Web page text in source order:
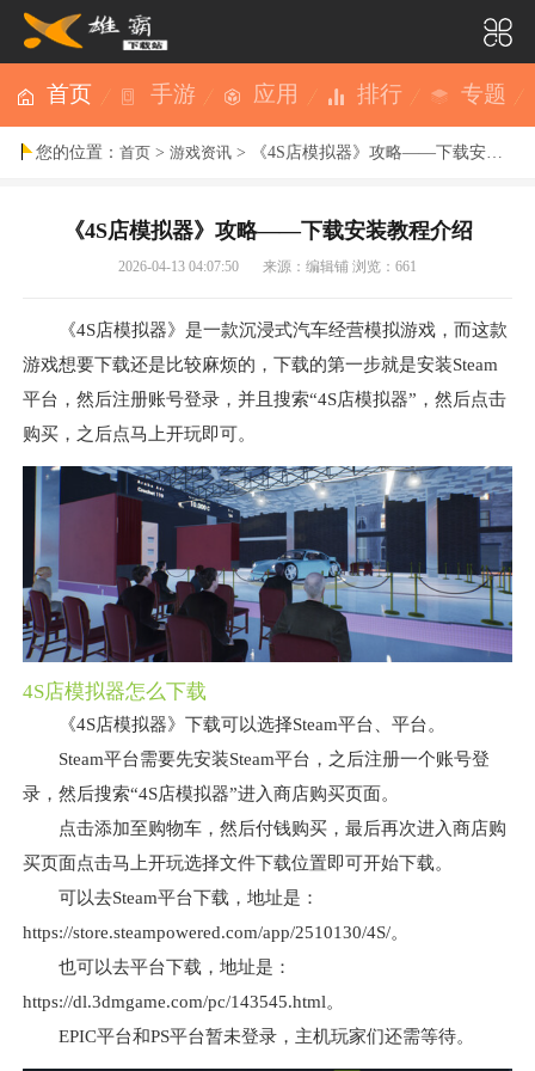
首页 手游 应用 排行 专题
您的位置：首页 >游戏资讯 > 《4S店模拟器》攻略——下载安装教程介绍
《4S店模拟器》攻略——下载安装教程介绍
2026-04-13 04:07:50 来源：编辑铺 浏览：661
《4S店模拟器》是一款沉浸式汽车经营模拟游戏，而这款
游戏想要下载还是比较麻烦的，下载的第一步就是安装Steam
平台，然后注册账号登录，并且搜索“4S店模拟器”，然后点击
购买，之后点马上开玩即可。
4S店模拟器怎么下载
《4S店模拟器》下载可以选择Steam平台、平台。
Steam平台需要先安装Steam平台，之后注册一个账号登
录，然后搜索“4S店模拟器”进入商店购买页面。
点击添加至购物车，然后付钱购买，最后再次进入商店购
买页面点击马上开玩选择文件下载位置即可开始下载。
可以去Steam平台下载，地址是：
https://store.steampowered.com/app/2510130/4S/。
也可以去平台下载，地址是：
https://dl.3dmgame.com/pc/143545.html。
EPIC平台和PS平台暂未登录，主机玩家们还需等待。